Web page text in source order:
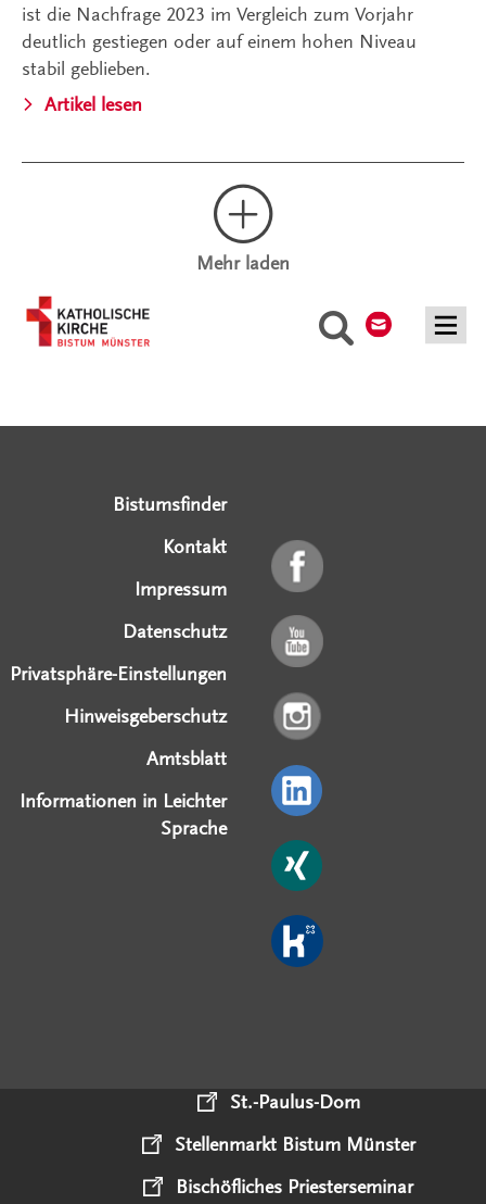
Suche
ist die Nachfrage 2023 im Vergleich zum Vorjahr
deutlich gestiegen oder auf einem hohen Niveau
stabil geblieben.
Artikel lesen
Mehr laden
Bistumsfinder
Kontakt
Impressum
Datenschutz
Privatsphäre-Einstellungen
Hinweisgeberschutz
Amtsblatt
Informationen in Leichter
Sprache
St.-Paulus-Dom
Stellenmarkt Bistum Münster
Bischöfliches Priesterseminar